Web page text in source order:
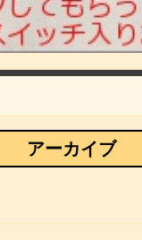
アーカイブ